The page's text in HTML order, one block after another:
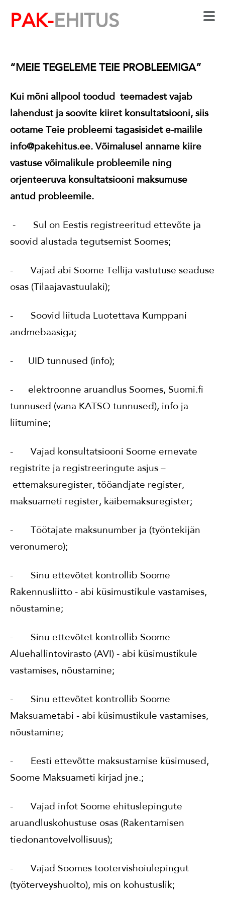
PAK-EHITUS
“MEIE TEGELEME TEIE PROBLEEMIGA”
Kui mõni allpool toodud teemadest vajab
lahendust ja soovite kiiret konsultatsiooni, siis
ootame Teie probleemi tagasisidet e-mailile
info@pakehitus.ee. Võimalusel anname kiire
vastuse võimalikule probleemile ning
orjenteeruva konsultatsiooni maksumuse
antud probleemile.
- Sul on Eestis registreeritud ettevõte ja
soovid alustada tegutsemist Soomes;
- Vajad abi Soome Tellija vastutuse seaduse
osas (Tilaajavastuulaki);
- Soovid liituda Luotettava Kumppani
andmebaasiga;
- UID tunnused (info);
- elektroonne aruandlus Soomes, Suomi.fi
tunnused (vana KATSO tunnused), info ja
liitumine;
- Vajad konsultatsiooni Soome ernevate
registrite ja registreeringute asjus –
ettemaksuregister, tööandjate register,
maksuameti register, käibemaksuregister;
- Töötajate maksunumber ja (työntekijän
veronumero);
- Sinu ettevõtet kontrollib Soome
Rakennusliitto - abi küsimustikule vastamises,
nõustamine;
- Sinu ettevõtet kontrollib Soome
Aluehallintovirasto (AVI) - abi küsimustikule
vastamises, nõustamine;
- Sinu ettevõtet kontrollib Soome
Maksuametabi - abi küsimustikule vastamises,
nõustamine;
- Eesti ettevõtte maksustamise küsimused,
Soome Maksuameti kirjad jne.;
- Vajad infot Soome ehituslepingute
aruandluskohustuse osas (Rakentamisen
tiedonantovelvollisuus);
- Vajad Soomes töötervishoiulepingut
(työterveyshuolto), mis on kohustuslik;